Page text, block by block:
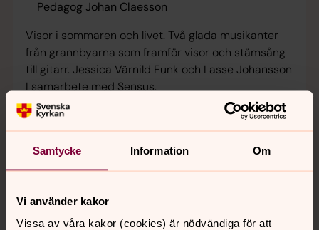
Samtycke Information Om
Vi använder kakor
Vissa av våra kakor (cookies) är nödvändiga för att
Pedagog Johan Claesson
Visor i sommaren och livet. Två glada musikanter
från grannbyarna som framför visor och stämsång
till gitarr. Jessica Värnild Funk och Lasse Johansson
I samarbete med Sensus.